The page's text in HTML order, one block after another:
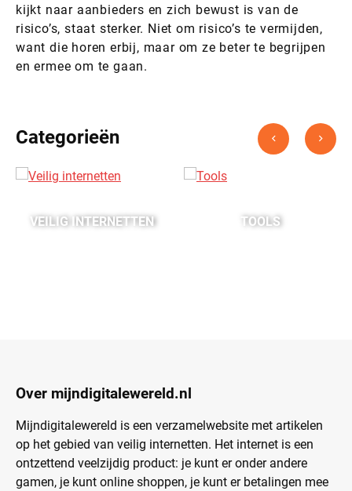
kijkt naar aanbieders en zich bewust is van de
risico’s, staat sterker. Niet om risico’s te vermijden,
want die horen erbij, maar om ze beter te begrijpen
en ermee om te gaan.
Categorieën
VEILIG INTERNETTEN TOOLS
Over mijndigitalewereld.nl
Mijndigitalewereld is een verzamelwebsite met artikelen
op het gebied van veilig internetten. Het internet is een
ontzettend veelzijdig product: je kunt er onder andere
gamen, je kunt online shoppen, je kunt er betalingen mee